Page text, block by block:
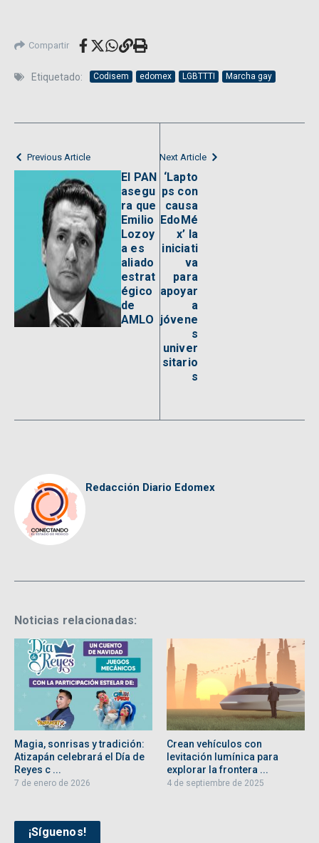
Compartir
Etiquetado: Codisem edomex LGBTTTI Marcha gay
Previous Article
El PAN
asegu
ra que
Emilio
Lozoy
a es
aliado
estrat
égico
de
AMLO
Next Article
‘Lapto
ps con
causa
EdoMé
x’ la
iniciati
va
para
apoyar
a
jóvene
s
univer
sitario
s
Redacción Diario Edomex
Noticias relacionadas:
Magia, sonrisas y tradición:
Atizapán celebrará el Día de
Reyes c ...
7 de enero de 2026
Crean vehículos con
levitación lumínica para
explorar la frontera ...
4 de septiembre de 2025
¡Síguenos!